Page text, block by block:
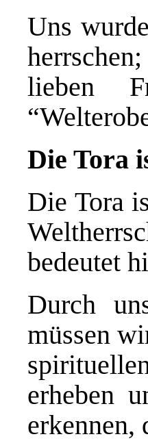
Uns
lieben
Die Tora
Die Tora
bedeutet
Durch
müssen
erheben
erkennen,